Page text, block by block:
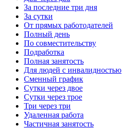
За последние три дня
За сутки
От прямых работодателей
Полный день
По совместительству
Подработка
Полная занятость
Для людей с инвалидностью
Сменный график
Сутки через двое
Сутки через трое
Три через три
Удаленная работа
Частичная занятость